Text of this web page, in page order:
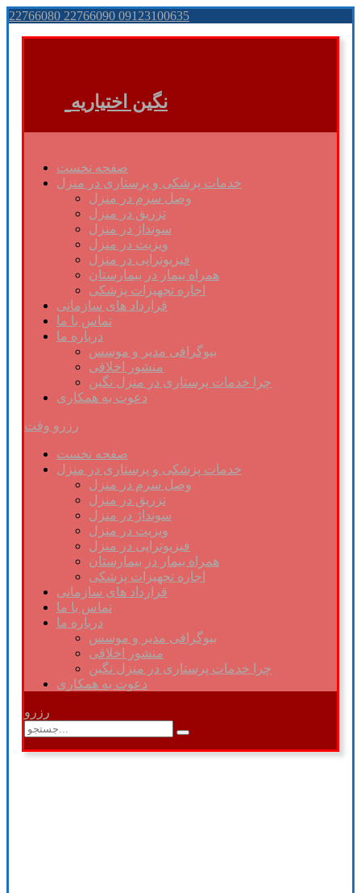
22766080 22766090 09123100635
نگین اختیاریه
صفحه نخست
خدمات پزشکی و پرستاری در منزل
وصل سرم در منزل
تزریق در منزل
سونداژ در منزل
ویزیت در منزل
فیزیوتراپی در منزل
همراه بیمار در بیمارستان
اجاره تجهیزات پزشکی
قرارداد های سازمانی
تماس با ما
درباره ما
بیوگرافی مدیر و موسس
منشور اخلاقی
چرا خدمات پرستاری در منزل نگین
دعوت به همکاری
رزرو وقت
صفحه نخست
خدمات پزشکی و پرستاری در منزل
وصل سرم در منزل
تزریق در منزل
سونداژ در منزل
ویزیت در منزل
فیزیوتراپی در منزل
همراه بیمار در بیمارستان
اجاره تجهیزات پزشکی
قرارداد های سازمانی
تماس با ما
درباره ما
بیوگرافی مدیر و موسس
منشور اخلاقی
چرا خدمات پرستاری در منزل نگین
دعوت به همکاری
رزرو